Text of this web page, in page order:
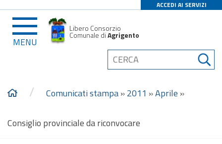
ACCEDI AI SERVIZI
MENU
Libero Consorzio
Comunale diAgrigento
/ Comunicati stampa»2011 »Aprile »
Consiglio provinciale da riconvocare